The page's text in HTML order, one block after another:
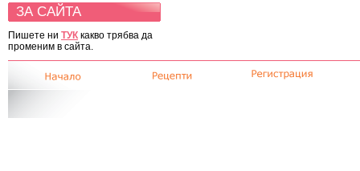
ЗА САЙТА
Пишете ни ТУК какво трябва да
променим в сайта.